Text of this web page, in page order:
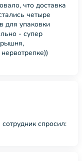
что доставка
четыре
для упаковки
- супер
спросил: